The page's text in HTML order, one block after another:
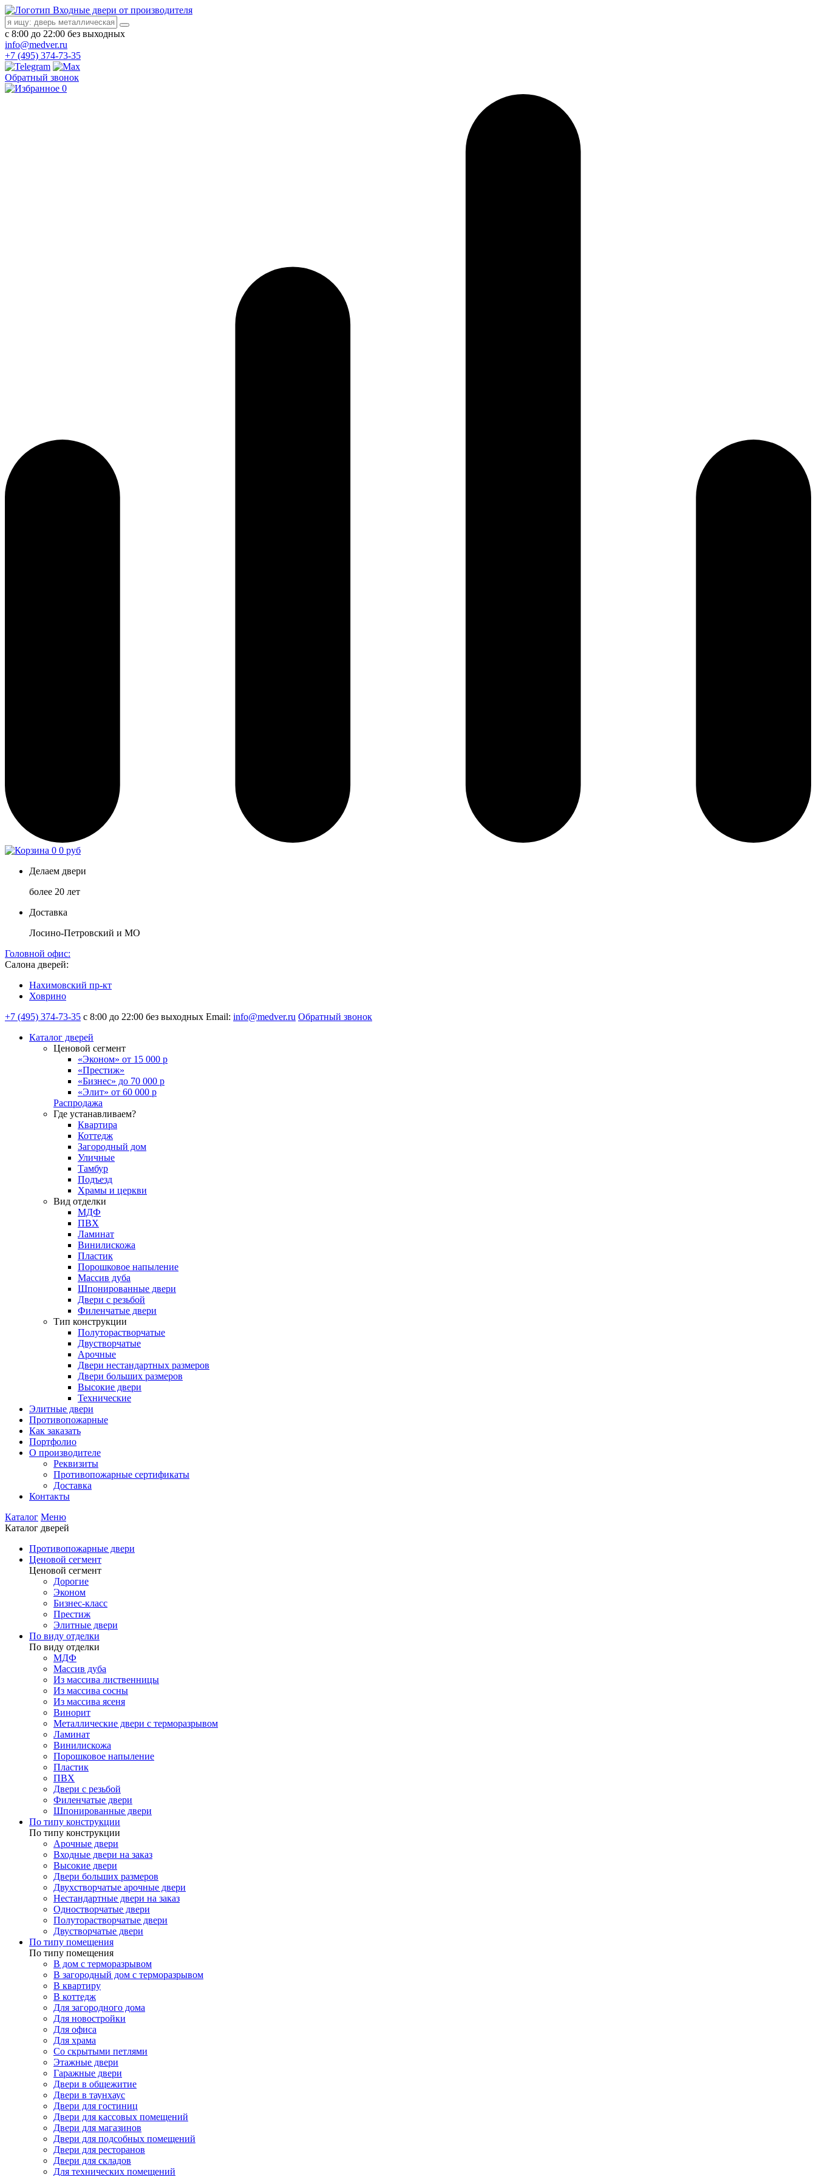
Входные двери от производителя
с 8:00 до 22:00 без выходных
info@medver.ru
+7 (495) 374-73-35
Обратный звонок
0
0 0 руб
Делаем двери
более 20 лет
Доставка
Лосино-Петровский и МО
Головной офис:
Салона дверей:
Нахимовский пр-кт
Ховрино
+7 (495) 374-73-35 с 8:00 до 22:00 без выходных Email: info@medver.ru Обратный звонок
Каталог дверей
Ценовой сегмент
«Эконом» от 15 000 р
«Престиж»
«Бизнес» до 70 000 р
«Элит» от 60 000 р
Распродажа
Где устанавливаем?
Квартира
Коттедж
Загородный дом
Уличные
Тамбур
Подъезд
Храмы и церкви
Вид отделки
МДФ
ПВХ
Ламинат
Винилискожа
Пластик
Порошковое напыление
Массив дуба
Шпонированные двери
Двери с резьбой
Филенчатые двери
Тип конструкции
Полуторастворчатые
Двустворчатые
Арочные
Двери нестандартных размеров
Двери больших размеров
Высокие двери
Технические
Элитные двери
Противопожарные
Как заказать
Портфолио
О производителе
Реквизиты
Противопожарные сертификаты
Доставка
Контакты
Каталог Меню
Каталог дверей
Противопожарные двери
Ценовой сегмент
Ценовой сегмент
Дорогие
Эконом
Бизнес-класс
Престиж
Элитные двери
По виду отделки
По виду отделки
МДФ
Массив дуба
Из массива лиственницы
Из массива сосны
Из массива ясеня
Винорит
Металлические двери с терморазрывом
Ламинат
Винилискожа
Порошковое напыление
Пластик
ПВХ
Двери с резьбой
Филенчатые двери
Шпонированные двери
По типу конструкции
По типу конструкции
Арочные двери
Входные двери на заказ
Высокие двери
Двери больших размеров
Двухстворчатые арочные двери
Нестандартные двери на заказ
Одностворчатые двери
Полуторастворчатые двери
Двустворчатые двери
По типу помещения
По типу помещения
В дом с терморазрывом
В загородный дом с терморазрывом
В квартиру
В коттедж
Для загородного дома
Для новостройки
Для офиса
Для храма
Со скрытыми петлями
Этажные двери
Гаражные двери
Двери в общежитие
Двери в таунхаус
Двери для гостиниц
Двери для кассовых помещений
Двери для магазинов
Двери для подсобных помещений
Двери для ресторанов
Двери для складов
Для технических помещений